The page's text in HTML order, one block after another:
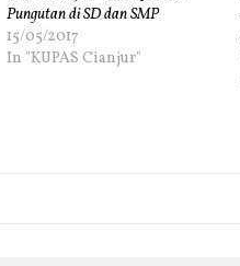
Pungutan di SD dan SMP
15/05/2017
In "KUPAS Cianjur"